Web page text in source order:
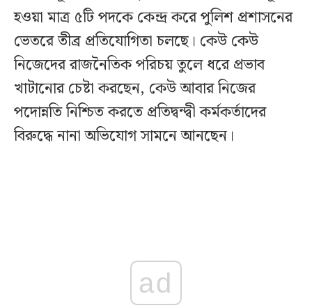
হওয়া মাত্র ৫টি পদকে কেন্দ্র করে পুলিশ প্রশাসনের
ভেতরে তীব্র প্রতিযোগিতা চলছে। কেউ কেউ
নিজেদের রাজনৈতিক পরিচয় তুলে ধরে প্রভাব
খাটানোর চেষ্টা করছেন, কেউ আবার নিজের
পদোন্নতি নিশ্চিত করতে প্রতিদ্বন্দ্বী কর্মকর্তাদের
বিরুদ্ধে নানা অভিযোগ সামনে আনছেন।
ad